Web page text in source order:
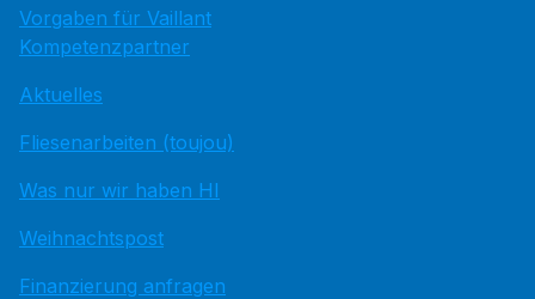
Vorgaben für Vaillant
Kompetenzpartner
Aktuelles
Fliesenarbeiten (toujou)
Was nur wir haben HI
Weihnachtspost
Finanzierung anfragen